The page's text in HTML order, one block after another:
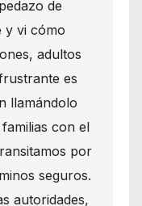
de
y vi cómo
adultos
es
llamándolo
con el
por
seguros.
autoridades,